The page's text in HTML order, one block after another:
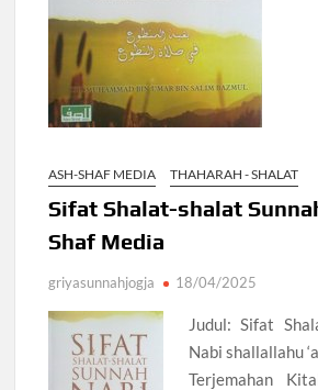
ASH-SHAF MEDIA THAHARAH - SHALAT
Sifat Shalat-shalat
Shaf Media
griyasunnahjogja 18/04/2025
Judul: Sifat
Nabi shallallahu
Terjemahan